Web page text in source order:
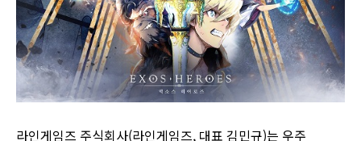
라인게임즈 주식회사(라인게임즈, 대표 김민규)는 우주